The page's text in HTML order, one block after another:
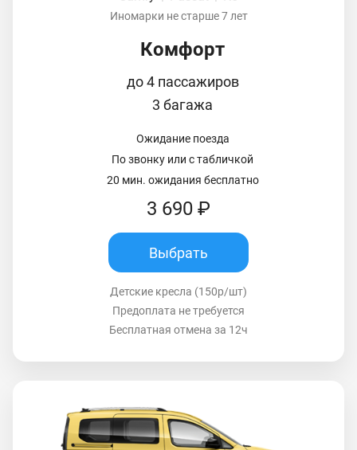
Иномарки не старше 7 лет
Комфорт
до 4 пассажиров
3 багажа
Ожидание поезда
По звонку или с табличкой
20 мин. ожидания бесплатно
3 690 ₽
Выбрать
Детские кресла (150р/шт)
Предоплата не требуется
Бесплатная отмена за 12ч